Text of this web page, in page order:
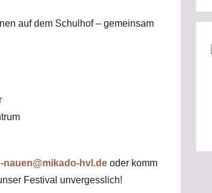
auf dem Schulhof – gemeinsam
hvl.de oder komm
Festival unvergesslich!